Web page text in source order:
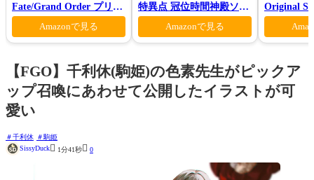
Fate/Grand Order プリテ
ンダー/オベロン 爽やかサ
マー・プリンスVer.
Amazonで見る
特異点 冠位時間神殿ソロ
モン-(完全生産限定版)
Amazonで見る
Original
VI(初回仕
【FGO】千利休(駒姫)の色素先生がピックア
ップ召喚にあわせて公開したイラストが可
愛い
千利休
駒姫
SissyDuck 1分41秒 0